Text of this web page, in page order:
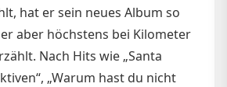
hat er sein neues Album so
aber höchstens bei Kilometer
Nach Hits wie „Santa
„Warum hast du nicht